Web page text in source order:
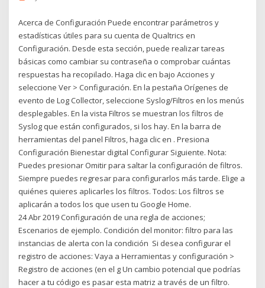
Acerca de Configuración Puede encontrar parámetros y
estadísticas útiles para su cuenta de Qualtrics en
Configuración. Desde esta sección, puede realizar tareas
básicas como cambiar su contraseña o comprobar cuántas
respuestas ha recopilado. Haga clic en bajo Acciones y
seleccione Ver > Configuración. En la pestaña Orígenes de
evento de Log Collector, seleccione Syslog/Filtros en los menús
desplegables. En la vista Filtros se muestran los filtros de
Syslog que están configurados, si los hay. En la barra de
herramientas del panel Filtros, haga clic en . Presiona
Configuración Bienestar digital Configurar Siguiente. Nota:
Puedes presionar Omitir para saltar la configuración de filtros.
Siempre puedes regresar para configurarlos más tarde. Elige a
quiénes quieres aplicarles los filtros. Todos: Los filtros se
aplicarán a todos los que usen tu Google Home.
24 Abr 2019 Configuración de una regla de acciones;
Escenarios de ejemplo. Condición del monitor: filtro para las
instancias de alerta con la condición Si desea configurar el
registro de acciones: Vaya a Herramientas y configuración >
Registro de acciones (en el g Un cambio potencial que podrías
hacer a tu código es pasar esta matriz a través de un filtro.